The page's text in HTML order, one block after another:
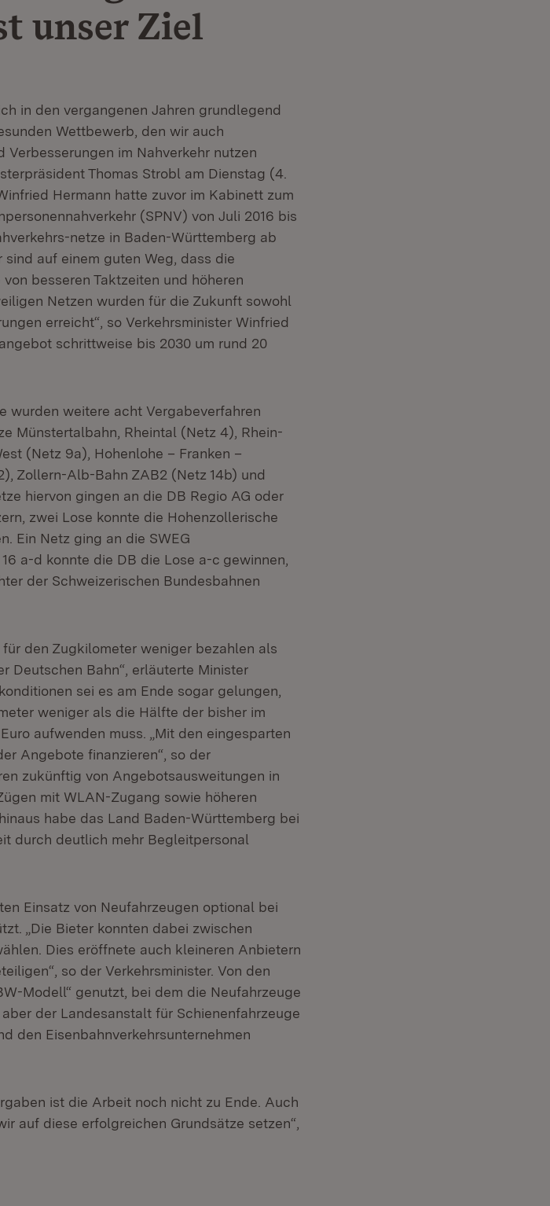
unser Ziel
in den vergangenen Jahren grundlegend
Wettbewerb, den wir auch
im Nahverkehr nutzen
Thomas Strobl am Dienstag (4.
Hermann hatte zuvor im Kabinett zum
(SPNV) von Juli 2016 bis
netze in Baden-Württemberg ab
auf einem guten Weg, dass die
besseren Taktzeiten und höheren
Netzen wurden für die Zukunft sowohl
erreicht“, so Verkehrsminister Winfried
schrittweise bis 2030 um rund 20
wurden weitere acht Vergabeverfahren
Münstertalbahn, Rheintal (Netz 4), Rhein-
(Netz 9a), Hohenlohe – Franken –
Zollern-Alb-Bahn ZAB2 (Netz 14b) und
hiervon gingen an die DB Regio AG oder
zwei Lose konnte die Hohenzollerische
Ein Netz ging an die SWEG
a-d konnte die DB die Lose a-c gewinnen,
der Schweizerischen Bundesbahnen
den Zugkilometer weniger bezahlen als
Deutschen Bahn“, erläuterte Minister
sei es am Ende sogar gelungen,
weniger als die Hälfte der bisher im
aufwenden muss. „Mit den eingesparten
Angebote finanzieren“, so der
zukünftig von Angebotsausweitungen in
mit WLAN-Zugang sowie höheren
habe das Land Baden-Württemberg bei
durch deutlich mehr Begleitpersonal
Einsatz von Neufahrzeugen optional bei
„Die Bieter konnten dabei zwischen
Dies eröffnete auch kleineren Anbietern
so der Verkehrsminister. Von den
Modell“ genutzt, bei dem die Neufahrzeuge
der Landesanstalt für Schienenfahrzeuge
den Eisenbahnverkehrsunternehmen
ist die Arbeit noch nicht zu Ende. Auch
auf diese erfolgreichen Grundsätze setzen“,